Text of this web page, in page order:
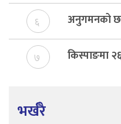
६ अनुगमनको
७ किस्पाङमा
भर्खरै